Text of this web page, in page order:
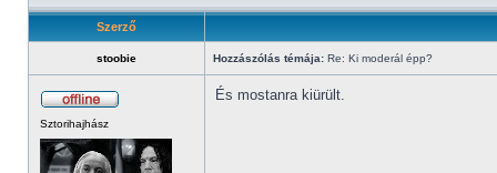
Szerző
stoobie Hozzászólás témája: Re: Ki moderál épp?
Sztorihajhász
És mostanra kiürült.